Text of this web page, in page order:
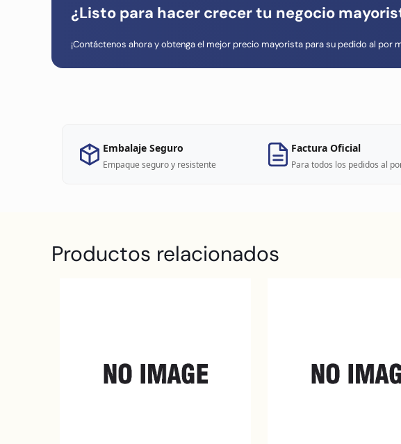
¿Listo para hacer crecer tu negocio
¡Contáctenos ahora y obtenga el mejor precio mayorista para su pedido al por
Embalaje Seguro
Empaque seguro y resistente
Factura Oficial
Para todos los pedidos al
Productos relacionados